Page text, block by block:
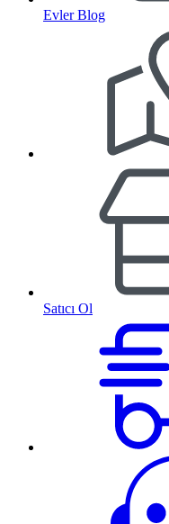
Evler Blog
Satıcı Ol